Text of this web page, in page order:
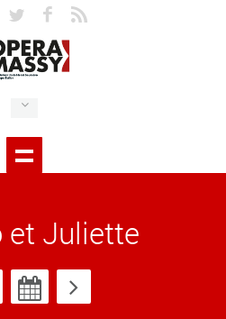
et Juliette